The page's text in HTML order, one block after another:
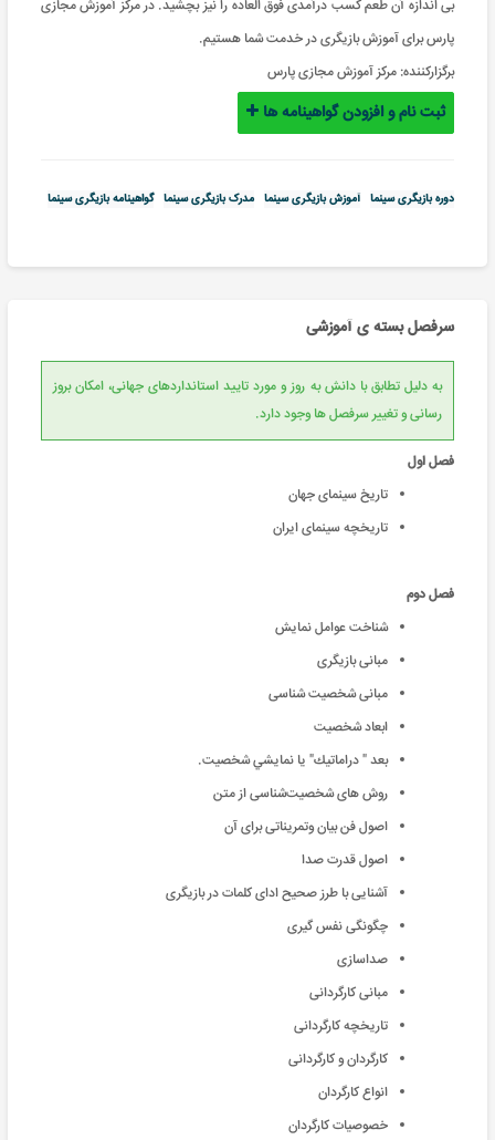
بی اندازه آن طعم کسب درآمدی فوق العاده را نیز بچشید. در مرکز آموزش مجازی
پارس برای آموزش بازیگری در خدمت شما هستیم.
برگزارکننده: مرکز آموزش مجازی پارس
ثبت نام و افزودن گواهینامه ها
دوره بازیگری سینما آموزش بازیگری سینما مدرک بازیگری سینما گواهینامه بازیگری سینما
سرفصل بسته ی آموزشی
به دلیل تطابق با دانش به روز و مورد تایید استانداردهای جهانی، امکان بروز
رسانی و تغییر سرفصل ها وجود دارد.
فصل اول
تاریخ سینمای جهان
تاریخچه سینمای ایران
فصل دوم
شناخت عوامل نمایش
مبانی بازیگری
مبانی شخصیت شناسی
ابعاد شخصيت
بعد " دراماتيك" يا نمايشي شخصيت.
روش های شخصیت‌‌شناسی از متن
اصول فن بیان وتمریناتی برای آن
اصول قدرت صدا
آشنایی با طرز صحیح ادای کلمات در بازیگری
چگونگی نفس گیری
صداسازی
مبانی کارگردانی
تاریخچه کارگردانی
کارگردان و کارگردانی
انواع کارگردان
خصوصیات کارگردان